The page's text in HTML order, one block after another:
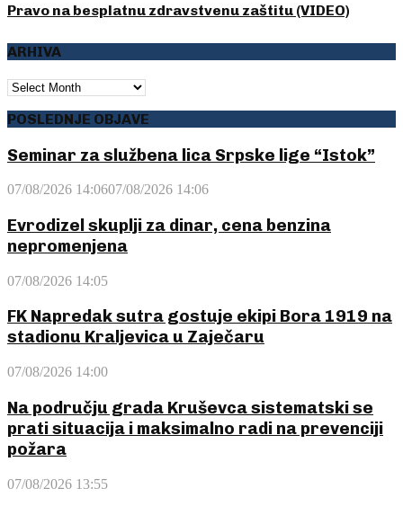
Pravo na besplatnu zdravstvenu zaštitu (VIDEO)
ARHIVA
ARHIVA
POSLEDNJE OBJAVE
Seminar za službena lica Srpske lige “Istok”
07/08/2026 14:0607/08/2026 14:06
Evrodizel skuplji za dinar, cena benzina
nepromenjena
07/08/2026 14:05
FK Napredak sutra gostuje ekipi Bora 1919 na
stadionu Kraljevica u Zaječaru
07/08/2026 14:00
Na području grada Kruševca sistematski se
prati situacija i maksimalno radi na prevenciji
požara
07/08/2026 13:55